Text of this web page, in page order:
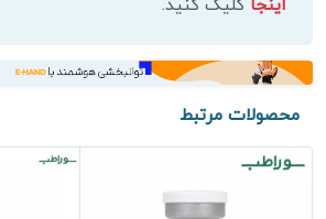
Anti-
عدد
اینجا کلیک کنید.
محصولات مرتبط